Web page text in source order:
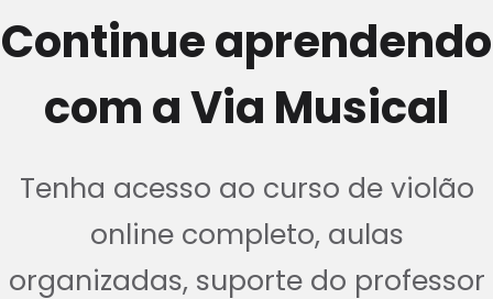
Continue aprendendo
com a Via Musical
Tenha acesso ao curso de violão
online completo, aulas
organizadas, suporte do professor